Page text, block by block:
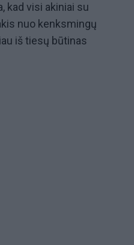
kad visi akiniai su
nuo kenksmingų
iš tiesų būtinas